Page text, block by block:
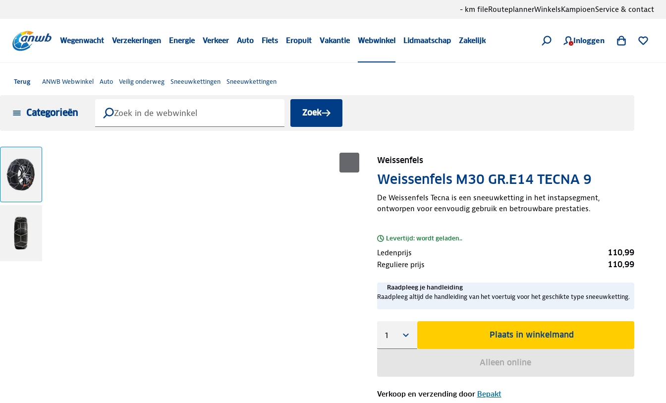
Wegenwacht Verzekeringen Energie Verkeer Auto Fiets Eropuit Vakantie Webwinkel Lidmaatschap Zakelijk Inloggen
- km fileRouteplannerWinkelsKampioenService & contact
Terug ANWB Webwinkel Auto Veilig onderweg Sneeuwkettingen Sneeuwkettingen
Categorieën Zoek
Weissenfels
Weissenfels M30 GR.E14 TECNA 9
De Weissenfels Tecna is een sneeuwketting in het instapsegment,
ontworpen voor eenvoudig gebruik en betrouwbare prestaties.
Levertijd: wordt geladen..
Ledenprijs 110,99
Reguliere prijs 110,99
Raadpleeg je handleiding
Raadpleeg altijd de handleiding van het voertuig voor het geschikte type sneeuwketting.
Plaats in winkelmand
Alleen online
Verkoop en verzending door Bepakt